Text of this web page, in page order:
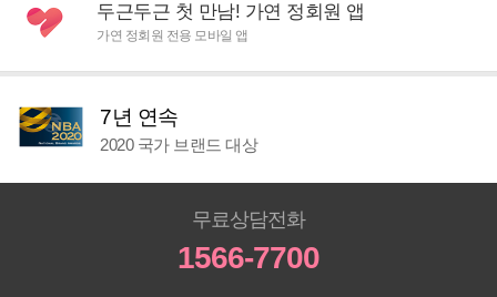
두근두근 첫 만남! 가연 정회원 앱
가연 정회원 전용 모바일 앱
7년 연속
2020 국가 브랜드 대상
무료상담전화
1566-7700